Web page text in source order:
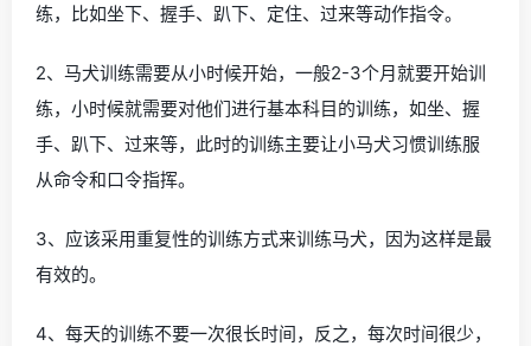
练，比如坐下、握手、趴下、定住、过来等动作指令。
2、马犬训练需要从小时候开始，一般2-3个月就要开始训
练，小时候就需要对他们进行基本科目的训练，如坐、握
手、趴下、过来等，此时的训练主要让小马犬习惯训练服
从命令和口令指挥。
3、应该采用重复性的训练方式来训练马犬，因为这样是最
有效的。
4、每天的训练不要一次很长时间，反之，每次时间很少，